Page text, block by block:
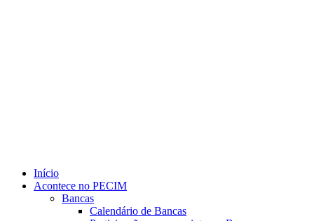
Início
Acontece no PECIM
Bancas
Calendário de Bancas